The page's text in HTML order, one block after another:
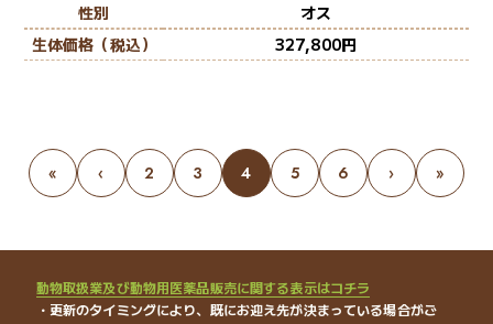
性別
オス
生体価格（税込）
327,800
« ‹ 2 3 4 5 6 › »
動物取扱業及び動物用医薬品販売に関する表示はコチラ
・更新のタイミングにより、既にお迎え先が決まっている場合がご